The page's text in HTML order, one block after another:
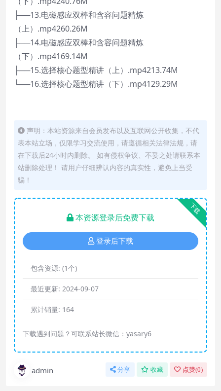
├──13.电磁感应双棒和含容问题精炼
（上）.mp4260.26M
├──14.电磁感应双棒和含容问题精炼
（下）.mp4169.14M
├──15.选择核心题型精讲（上）.mp4213.74M
└──16.选择核心题型精讲（下）.mp4129.29M
声明：本站资源来自会员发布以及互联网公开收集，不代
表本站立场，仅限学习交流使用，请遵循相关法律法规，请
在下载后24小时内删除。 如有侵权争议、不妥之处请联系本
站删除处理！ 请用户仔细辨认内容的真实性，避免上当受
骗！
下载
本资源登录后免费下载
登录后下载
包含资源: (1个)
最近更新: 2024-09-07
累计销量: 164
下载遇到问题？可联系站长微信：yasary6
admin 分享 收藏 点赞(0)